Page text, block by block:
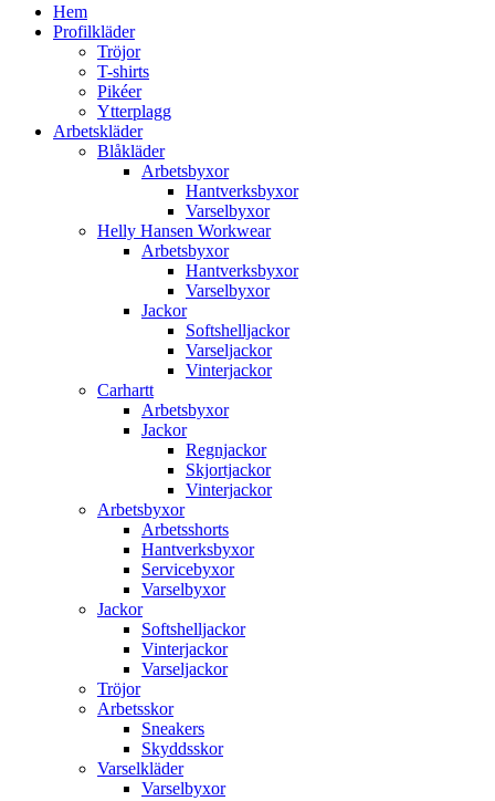
Hem
Profilkläder
Tröjor
T-shirts
Pikéer
Ytterplagg
Arbetskläder
Blåkläder
Arbetsbyxor
Hantverksbyxor
Varselbyxor
Helly Hansen Workwear
Arbetsbyxor
Hantverksbyxor
Varselbyxor
Jackor
Softshelljackor
Varseljackor
Vinterjackor
Carhartt
Arbetsbyxor
Jackor
Regnjackor
Skjortjackor
Vinterjackor
Arbetsbyxor
Arbetsshorts
Hantverksbyxor
Servicebyxor
Varselbyxor
Jackor
Softshelljackor
Vinterjackor
Varseljackor
Tröjor
Arbetsskor
Sneakers
Skyddsskor
Varselkläder
Varselbyxor